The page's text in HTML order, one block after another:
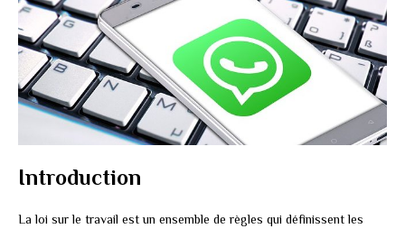
Introduction
La loi sur le travail est un ensemble de règles qui définissent les